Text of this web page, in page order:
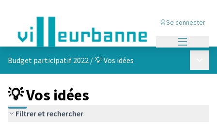
Se connecter
Budget participatif 2022 /💡 Vos idées
💡 Vos idées
Filtrer et rechercher